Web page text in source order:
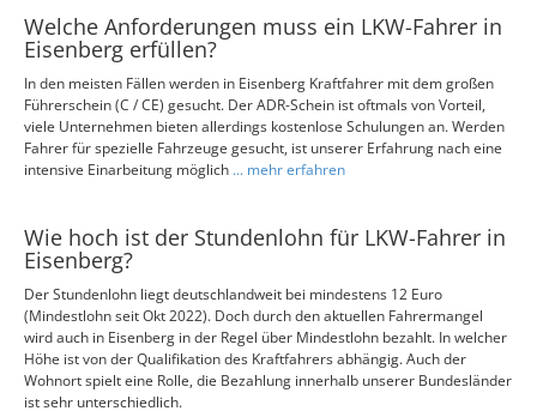
Welche Anforderungen muss ein LKW-Fahrer in
Eisenberg erfüllen?
In den meisten Fällen werden in Eisenberg Kraftfahrer mit dem großen
Führerschein (C / CE) gesucht. Der ADR-Schein ist oftmals von Vorteil,
viele Unternehmen bieten allerdings kostenlose Schulungen an. Werden
Fahrer für spezielle Fahrzeuge gesucht, ist unserer Erfahrung nach eine
intensive Einarbeitung möglich ... mehr erfahren
Wie hoch ist der Stundenlohn für LKW-Fahrer in
Eisenberg?
Der Stundenlohn liegt deutschlandweit bei mindestens 12 Euro
(Mindestlohn seit Okt 2022). Doch durch den aktuellen Fahrermangel
wird auch in Eisenberg in der Regel über Mindestlohn bezahlt. In welcher
Höhe ist von der Qualifikation des Kraftfahrers abhängig. Auch der
Wohnort spielt eine Rolle, die Bezahlung innerhalb unserer Bundesländer
ist sehr unterschiedlich.